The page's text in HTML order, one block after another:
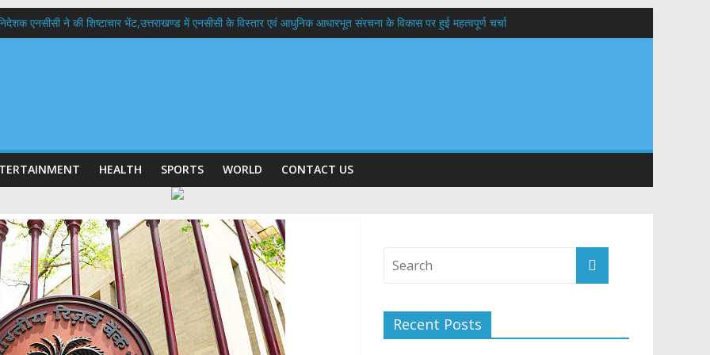
एनसीसी ने की शिष्टाचार भेंट,उत्तराखण्ड में एनसीसी के विस्तार एवं आधुनिक आधारभूत संरचना के विकास पर हुई महत्वपूर्ण चर्चा
फैसला: पशुपालकों को 60% तक सब्सिडी, गंगा एक्सप्रेसवे का हरिद्वार तक होगा विस्तार
HEALTH SPORTS WORLD CONTACT US
Recent Posts